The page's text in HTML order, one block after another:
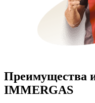
Преимущества
IMMERGAS